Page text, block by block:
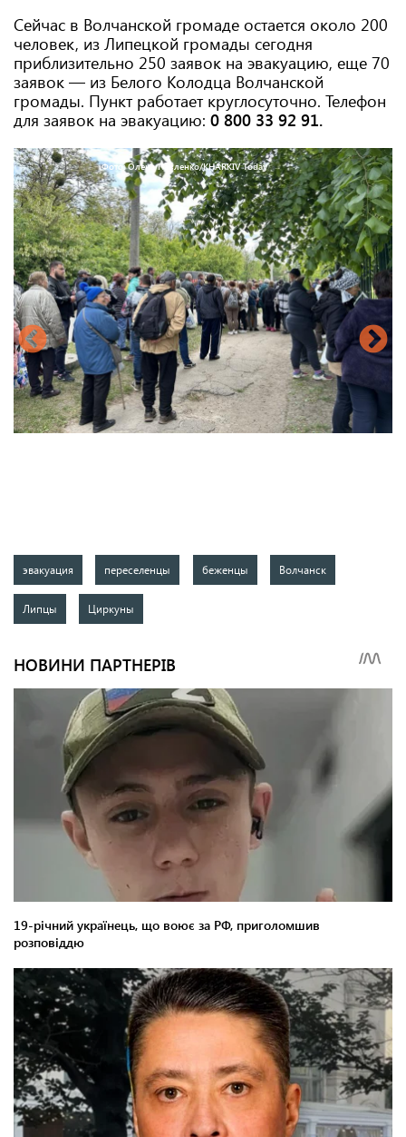
Сейчас в Волчанской громаде остается около 200
человек, из Липецкой громады сегодня
приблизительно 250 заявок на эвакуацию, еще 70
заявок — из Белого Колодца Волчанской
громады. Пункт работает круглосуточно. Телефон
для заявок на эвакуацию: 0 800 33 92 91.
Фото: Олена Павленко/KHARKIV Today
эвакуация переселенцы беженцы Волчанск
Липцы Циркуны